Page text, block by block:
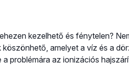
kezelhető és fénytelen?
amelyet a víz és a
problémára az ionizációs